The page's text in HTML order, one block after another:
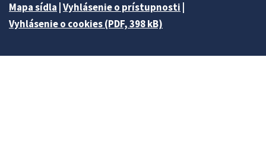
Mapa sídla Vyhlásenie o prístupnosti
Vyhlásenie o cookies (PDF, 398 kB)